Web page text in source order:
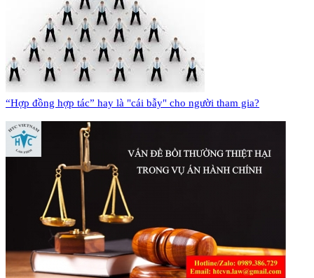
“Hợp đồng hợp tác” hay là "cái bẫy" cho người tham gia?